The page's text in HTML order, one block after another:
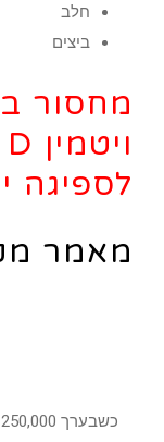
חלב
ביצים
לספיגה
מאמר